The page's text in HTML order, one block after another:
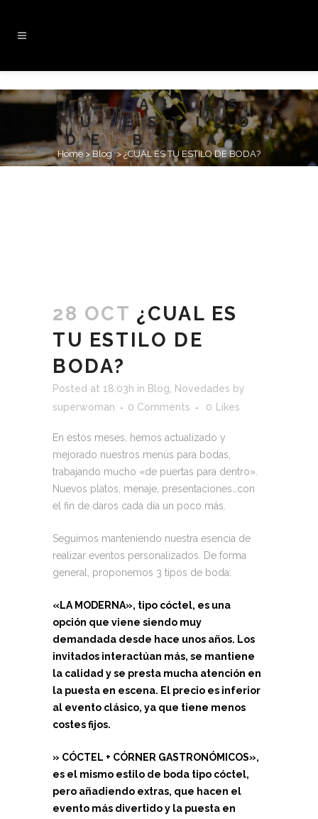
¿CUAL ES
TU ESTILO
DE BODA?
Home>Blog >¿CUAL ES TU ESTILO DE BODA?
28 OCT ¿CUAL ES
TU ESTILO DE
BODA?
Posted at 18:03h in Blog Novedades by
superwoman
0 Comments 0 Likes
En estos meses, hemos actualizado y
mejorado nuestros menús para bodas,
trabajando mucho «de puertas para dentro».
Nuevos platos, menaje, presentaciones…con
el fin de daros cada día un poco más.
Seguimos manteniendo nuestra esencia de
realizar eventos personalizados. De forma
general, proponemos 3 tipos de boda:
«LA MODERNA», tipo cóctel, es una
opción que viene siendo muy
demandada desde hace unos años. Los
invitados interactúan más, se mantiene
la calidad y se presta mucha atención en
la puesta en escena. El precio es inferior
al evento clásico, ya que tiene menos
costes fijos.
» CÓCTEL + CÓRNER GASTRONÓMICOS»,
es el mismo estilo de boda tipo cóctel,
pero añadiendo extras, que hacen el
evento más divertido y la puesta en